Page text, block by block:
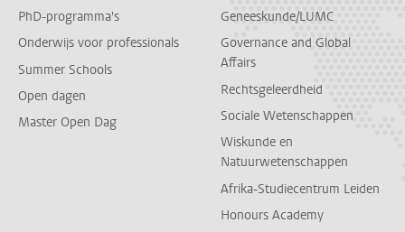
PhD-programma's
Onderwijs voor professionals
Summer Schools
Open dagen
Master Open Dag
Geneeskunde/LUMC
Governance and Global
Affairs
Rechtsgeleerdheid
Sociale Wetenschappen
Wiskunde en
Natuurwetenschappen
Afrika-Studiecentrum Leiden
Honours Academy